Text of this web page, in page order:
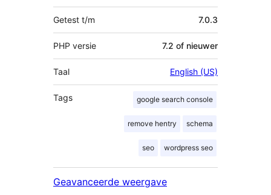
Getest t/m 7.0.3
PHP versie 7.2 of nieuwer
Taal English (US)
Tags google search console
remove hentry schema
seo wordpress seo
Geavanceerde weergave